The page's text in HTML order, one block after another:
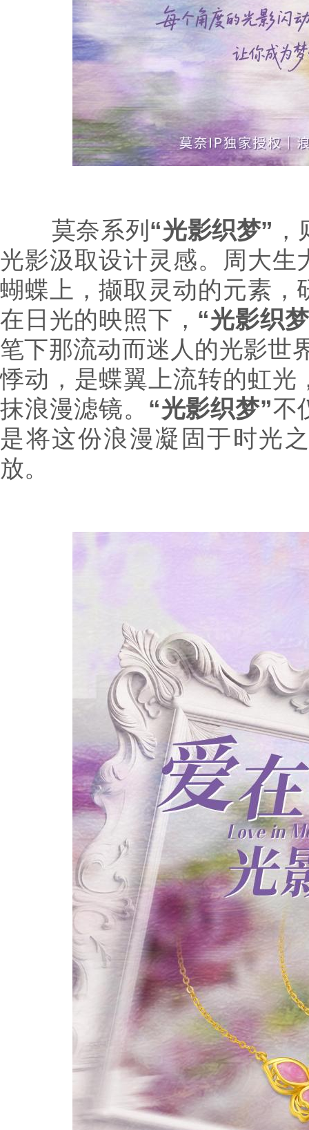
莫奈系列 “光影织梦”
光影汲取设计灵感。周大
蝴蝶上，撷取灵动的元素，
在日光的映照下， “光影织
笔下那流动而迷人的光影世
悸动，是蝶翼上流转的虹光
抹浪漫滤镜。 “光影织梦”不
是将这份浪漫凝固于时光
放。